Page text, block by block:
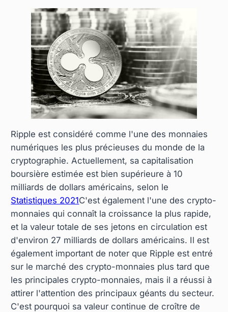
Ripple est considéré comme l'une des monnaies
numériques les plus précieuses du monde de la
cryptographie. Actuellement, sa capitalisation
boursière estimée est bien supérieure à 10
milliards de dollars américains, selon le
Statistiques 2021C'est également l'une des crypto-
monnaies qui connaît la croissance la plus rapide,
et la valeur totale de ses jetons en circulation est
d'environ 27 milliards de dollars américains. Il est
également important de noter que Ripple est entré
sur le marché des crypto-monnaies plus tard que
les principales crypto-monnaies, mais il a réussi à
attirer l'attention des principaux géants du secteur.
C'est pourquoi sa valeur continue de croître de